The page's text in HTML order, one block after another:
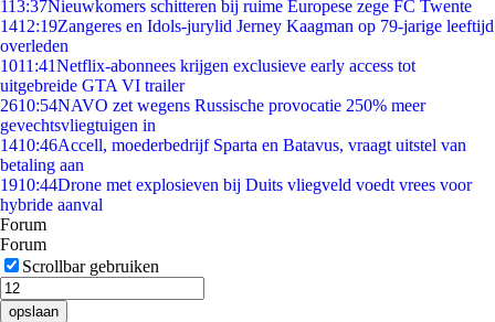
113:37Nieuwkomers schitteren bij ruime Europese zege FC Twente
1412:19Zangeres en Idols-jurylid Jerney Kaagman op 79-jarige leeftijd
overleden
1011:41Netflix-abonnees krijgen exclusieve early access tot
uitgebreide GTA VI trailer
2610:54NAVO zet wegens Russische provocatie 250% meer
gevechtsvliegtuigen in
1410:46Accell, moederbedrijf Sparta en Batavus, vraagt uitstel van
betaling aan
1910:44Drone met explosieven bij Duits vliegveld voedt vrees voor
hybride aanval
Forum
Forum
Scrollbar gebruiken
opslaan